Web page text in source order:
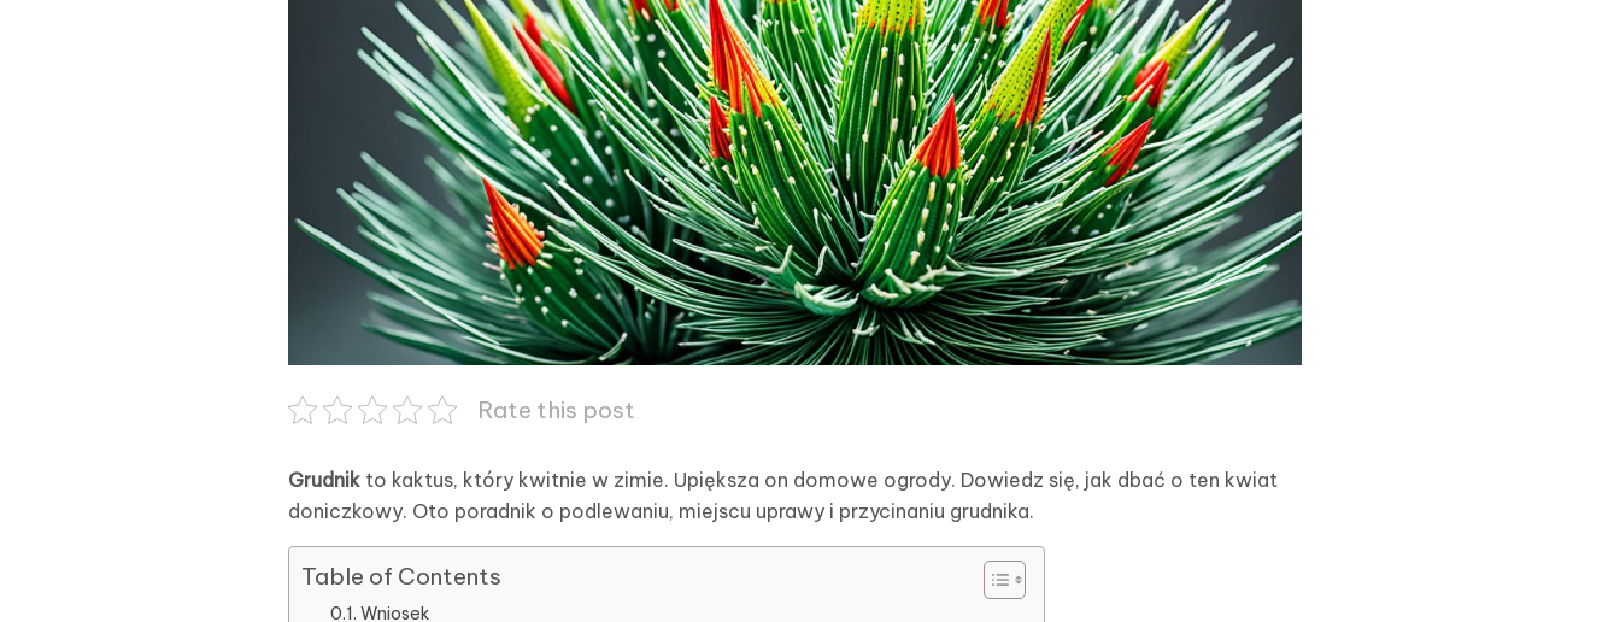
Rate this post
Grudnik to kaktus, który kwitnie w zimie. Upiększa on domowe ogrody. Dowiedz się, jak dbać o ten kwiat
doniczkowy. Oto poradnik o podlewaniu, miejscu uprawy i przycinaniu grudnika.
Table of Contents
Wniosek